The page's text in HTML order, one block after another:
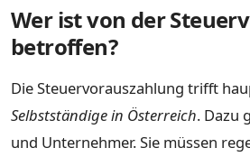
Wer ist von der
betroffen?
Die Steuervorauszahlung trifft
Selbstständige in Österreich. Dazu
und Unternehmer. Sie müssen